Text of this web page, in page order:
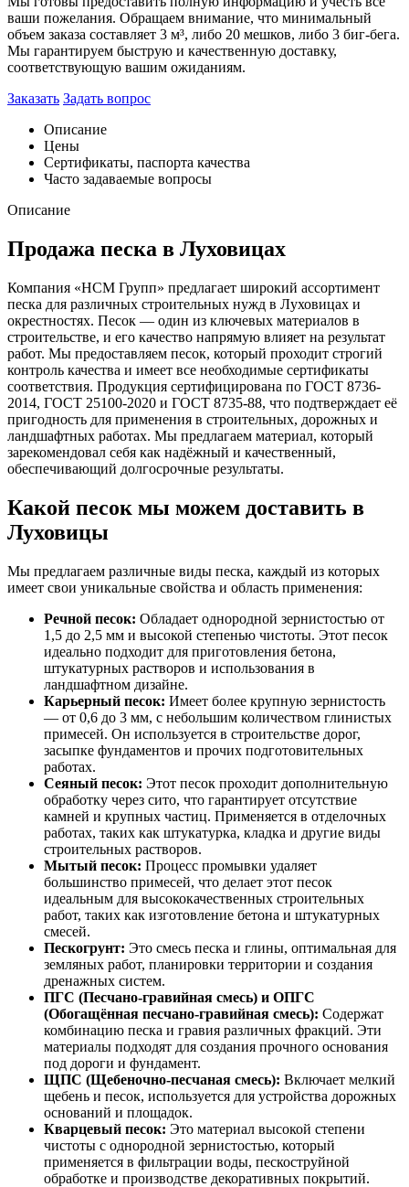
ваши пожелания. Обращаем внимание, что минимальный
объем заказа составляет 3 м³, либо 20 мешков, либо 3 биг-бега.
Мы гарантируем быструю и качественную доставку,
соответствующую вашим ожиданиям.
Заказать Задать вопрос
Описание
Цены
Сертификаты, паспорта качества
Часто задаваемые вопросы
Описание
Продажа песка в Луховицах
Компания «НСМ Групп» предлагает широкий ассортимент
песка для различных строительных нужд в Луховицах и
окрестностях. Песок — один из ключевых материалов в
строительстве, и его качество напрямую влияет на результат
работ. Мы предоставляем песок, который проходит строгий
контроль качества и имеет все необходимые сертификаты
соответствия. Продукция сертифицирована по ГОСТ 8736-
2014, ГОСТ 25100-2020 и ГОСТ 8735-88, что подтверждает её
пригодность для применения в строительных, дорожных и
ландшафтных работах. Мы предлагаем материал, который
зарекомендовал себя как надёжный и качественный,
обеспечивающий долгосрочные результаты.
Какой песок мы можем доставить в
Луховицы
Мы предлагаем различные виды песка, каждый из которых
имеет свои уникальные свойства и область применения:
Речной песок: Обладает однородной зернистостью от
1,5 до 2,5 мм и высокой степенью чистоты. Этот песок
идеально подходит для приготовления бетона,
штукатурных растворов и использования в
ландшафтном дизайне.
Карьерный песок: Имеет более крупную зернистость
— от 0,6 до 3 мм, с небольшим количеством глинистых
примесей. Он используется в строительстве дорог,
засыпке фундаментов и прочих подготовительных
работах.
Сеяный песок: Этот песок проходит дополнительную
обработку через сито, что гарантирует отсутствие
камней и крупных частиц. Применяется в отделочных
работах, таких как штукатурка, кладка и другие виды
строительных растворов.
Мытый песок: Процесс промывки удаляет
большинство примесей, что делает этот песок
идеальным для высококачественных строительных
работ, таких как изготовление бетона и штукатурных
смесей.
Пескогрунт: Это смесь песка и глины, оптимальная для
земляных работ, планировки территории и создания
дренажных систем.
ПГС (Песчано-гравийная смесь) и ОПГС
(Обогащённая песчано-гравийная смесь): Содержат
комбинацию песка и гравия различных фракций. Эти
материалы подходят для создания прочного основания
под дороги и фундамент.
ЩПС (Щебеночно-песчаная смесь): Включает мелкий
щебень и песок, используется для устройства дорожных
оснований и площадок.
Кварцевый песок: Это материал высокой степени
чистоты с однородной зернистостью, который
применяется в фильтрации воды, пескоструйной
обработке и производстве декоративных покрытий.